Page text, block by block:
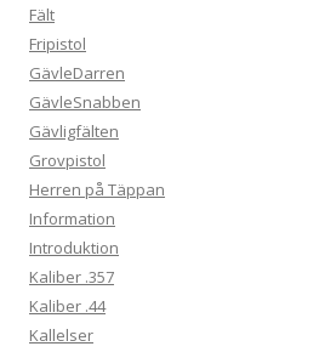
Fält
Fripistol
GävleDarren
GävleSnabben
Gävligfälten
Grovpistol
Herren på Täppan
Information
Introduktion
Kaliber .357
Kaliber .44
Kallelser